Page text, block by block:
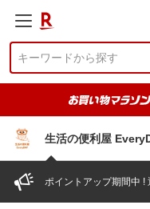
生活の便利屋
ポイントアップ期間中 !